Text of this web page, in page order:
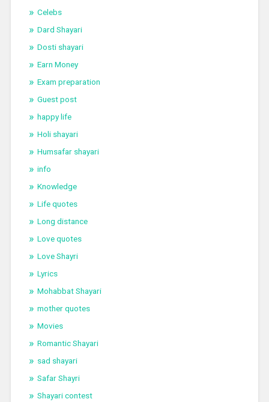
Celebs
Dard Shayari
Dosti shayari
Earn Money
Exam preparation
Guest post
happy life
Holi shayari
Humsafar shayari
info
Knowledge
Life quotes
Long distance
Love quotes
Love Shayri
Lyrics
Mohabbat Shayari
mother quotes
Movies
Romantic Shayari
sad shayari
Safar Shayri
Shayari contest